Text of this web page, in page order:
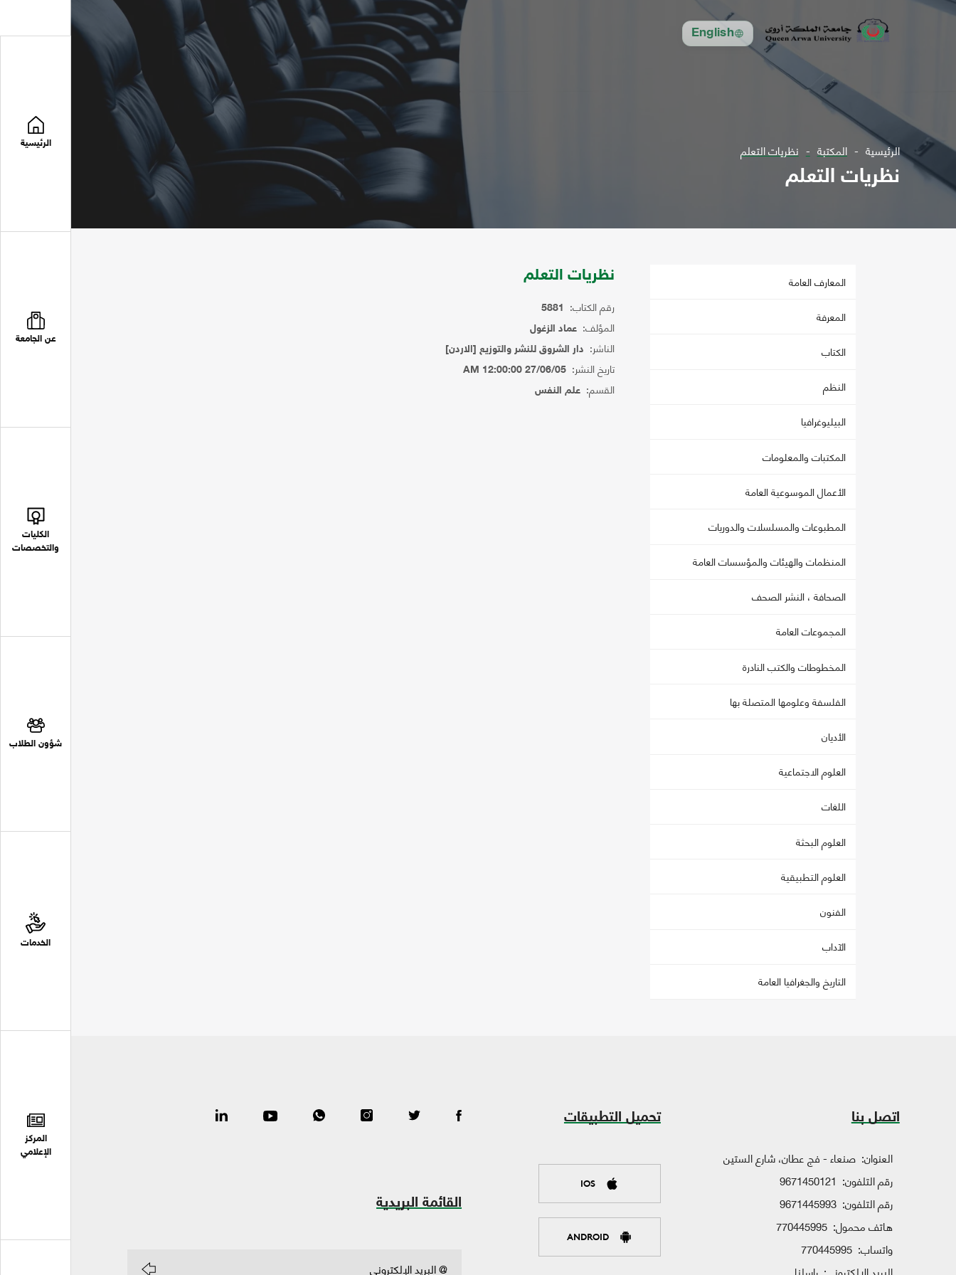
English
الرئيسية
عن الجامعة
الكليات
والتخصصات
شؤون الطلاب
الخدمات
المركز
الإعلامي
الرئيسية المكتبة نظريات التعلم
نظريات التعلم
المعارف العامة
المعرفة
الكتاب
النظم
البيليوغرافيا
المكتبات والمعلومات
الأعمال الموسوعية العامة
المطبوعات والمسلسلات والدوريات
المنظمات والهيئات والمؤسسات العامة
الصحافة ، النشر الصحف
المجموعات العامة
المخطوطات والكتب النادرة
الفلسفة وعلومها المتصلة بها
الأديان
العلوم الاجتماعية
اللغات
العلوم البحثة
العلوم التطبيقية
الفنون
الآداب
التاريخ والجغرافيا العامة
نظريات التعلم
رقم الكتاب: 5881
المؤلف: عماد الزغول
الناشر: دار الشروق للنشر والتوزيع [الاردن]
تاريخ النشر: 27/06/05 12:00:00 AM
القسم: علم النفس
اتصل بنا
العنوان: صنعاء - فج عطان، شارع الستين
رقم التلفون: 9671450121
رقم التلفون: 9671445993
هاتف محمول: 770445995
واتساب: 770445995
تحميل التطبيقات
IOS
ANDROID
القائمة البريدية